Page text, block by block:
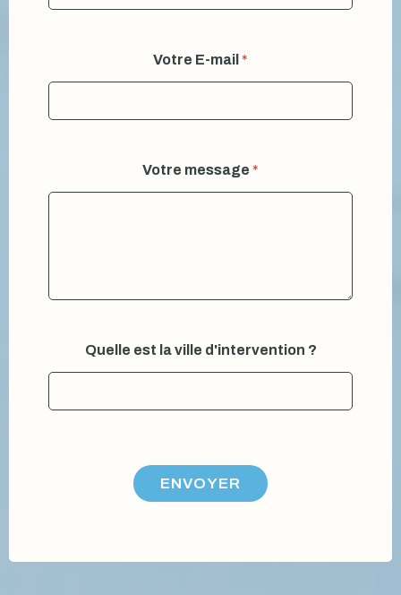
Votre E-mail *
Votre message *
Quelle est la ville d'intervention ?
ENVOYER